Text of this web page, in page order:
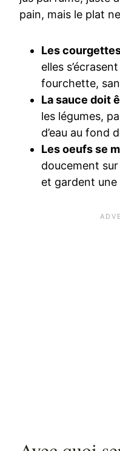
pain, mais le plat
Les
elles
fourchette,
La sauce doit
les légumes,
d’eau au fond
Les oeufs se
doucement
et gardent